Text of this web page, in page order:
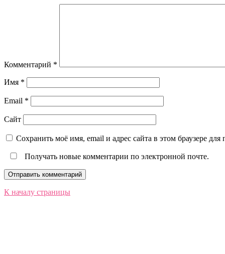
Комментарий *
Имя *
Email *
Сайт
Сохранить моё имя, email и адрес сайта в этом браузере
Получать новые комментарии по электронной почте.
К началу страницы